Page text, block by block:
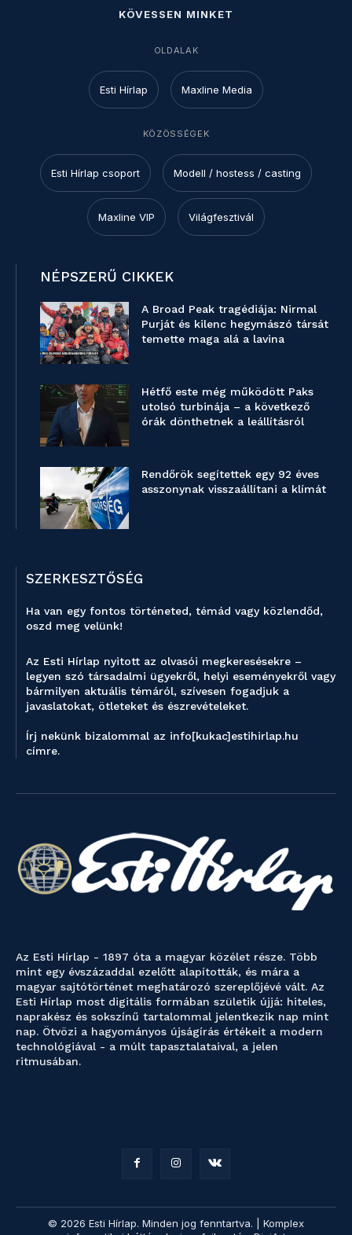
KÖVESSEN MINKET
OLDALAK
Esti Hírlap Maxline Media
KÖZÖSSÉGEK
Esti Hírlap csoport Modell / hostess / casting
Maxline VIP Világfesztivál
NÉPSZERŰ CIKKEK
A Broad Peak tragédiája: Nirmal
Purját és kilenc hegymászó társát
temette maga alá a lavina
Hétfő este még működött Paks
utolsó turbinája – a következő
órák dönthetnek a leállításról
Rendőrök segítettek egy 92 éves
asszonynak visszaállítani a klímát
SZERKESZTŐSÉG
Ha van egy fontos történeted, témád vagy közlendőd,
oszd meg velünk!
Az Esti Hírlap nyitott az olvasói megkeresésekre –
legyen szó társadalmi ügyekről, helyi eseményekről vagy
bármilyen aktuális témáról, szívesen fogadjuk a
javaslatokat, ötleteket és észrevételeket.
Írj nekünk bizalommal az info[kukac]estihirlap.hu
címre.
Az Esti Hírlap - 1897 óta a magyar közélet része. Több
mint egy évszázaddal ezelőtt alapították, és mára a
magyar sajtótörténet meghatározó szereplőjévé vált. Az
Esti Hírlap most digitális formában születik újjá: hiteles,
naprakész és sokszínű tartalommal jelentkezik nap mint
nap. Ötvözi a hagyományos újságírás értékeit a modern
technológiával - a múlt tapasztalataival, a jelen
ritmusában.
© 2026 Esti Hírlap. Minden jog fenntartva. | Komplex